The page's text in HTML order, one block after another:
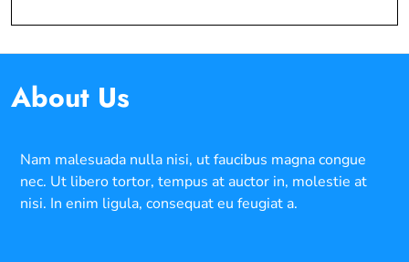
About Us
Nam malesuada nulla nisi, ut faucibus magna congue
nec. Ut libero tortor, tempus at auctor in, molestie at
nisi. In enim ligula, consequat eu feugiat a.